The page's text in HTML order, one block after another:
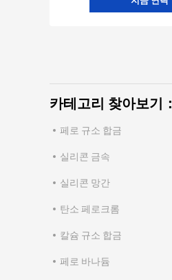
카테고리 찾아보기：
페로 규소 합금
실리콘 금속
실리콘 망간
탄소 페로크롬
칼슘 규소 합금
페로 바나듐